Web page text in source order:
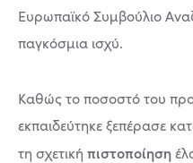
Ευρωπαϊκό Συμβούλιο
παγκόσμια ισχύ.
Καθώς το ποσοστό του
εκπαιδεύτηκε ξεπέρασε
τη σχετική πιστοποίηση